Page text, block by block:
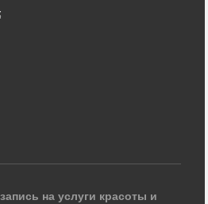
на услуги красоты и